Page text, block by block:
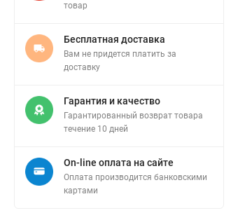
товар
Бесплатная доставка
Вам не придется платить за
доставку
Гарантия и качество
Гарантированный возврат товара
течение 10 дней
On-line оплата на сайте
Оплата производится банковскими
картами